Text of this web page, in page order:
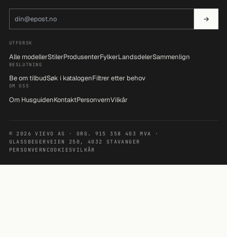
→
UTFORSK
Alle modellerStilerProdusenterFylkerLandsdelerSammenlign
BESLUTNING
Be om tilbudSøk i katalogenFiltrer etter behov
OM OSS
Om HusguidenKontaktPersonvernVilkår
© 2026 VIEVO AS · ORG. 915 358 403 MVA ·
GLASSBEGERVEIEN 250, 4032 STAVANGER
PERSONVERN COOKIESVILKÅR